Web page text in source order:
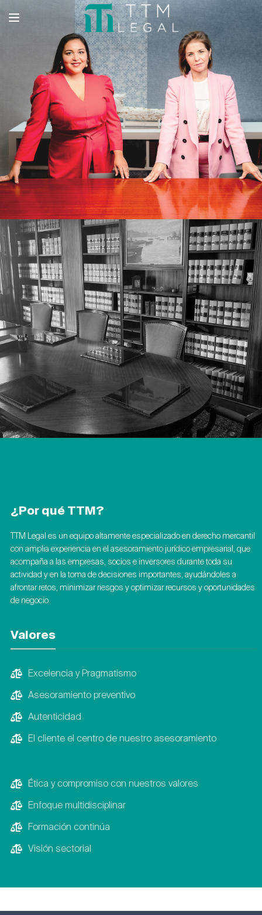
¿Por qué TTM?
TTM Legal es un equipo altamente especializado en derecho mercantil
con amplia experiencia en el asesoramiento jurídico empresarial, que
acompaña a las empresas, socios e inversores durante toda su
actividad y en la toma de decisiones importantes, ayudándoles a
afrontar retos, minimizar riesgos y optimizar recursos y oportunidades
de negocio.
Valores
Excelencia y Pragmatismo
Asesoramiento preventivo
Autenticidad
El cliente el centro de nuestro asesoramiento
Ética y compromiso con nuestros valores
Enfoque multidisciplinar
Formación continúa
Visión sectorial